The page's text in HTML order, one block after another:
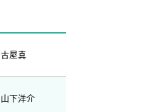
古屋真
山下洋介